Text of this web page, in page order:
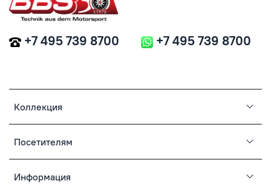
Коллекция
Посетителям
Информация
+7 495 739 8700 +7 495 739 8700